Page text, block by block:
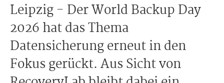
Leipzig - Der World Backup Day
2026 hat das Thema
Datensicherung erneut in den
Fokus gerückt. Aus Sicht von